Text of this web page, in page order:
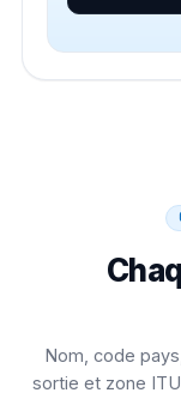
Nom, code
sortie et zone